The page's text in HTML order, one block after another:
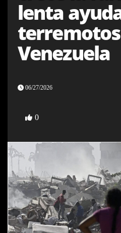
lenta
Venezuela
06/27/2026
0